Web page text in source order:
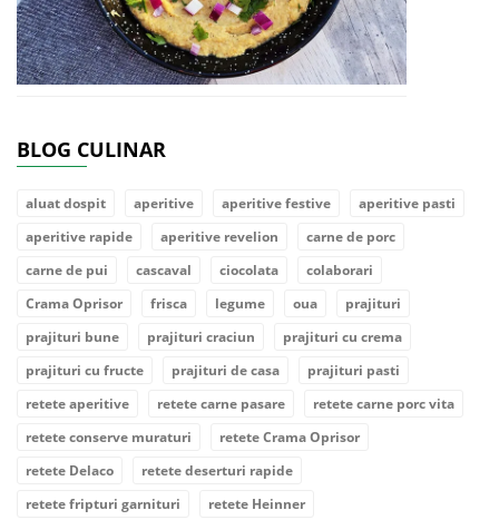
BLOG CULINAR
aluat dospit aperitive aperitive festive
aperitive pasti
aperitive rapide
aperitive revelion
carne de porc
carne de pui
cascaval ciocolata
colaborari
Crama Oprisor
frisca legume oua
prajituri
prajituri bune
prajituri craciun
prajituri cu crema
prajituri cu fructe
prajituri de casa
prajituri pasti
retete aperitive
retete carne pasare
retete carne porc vita
retete conserve muraturi
retete Crama Oprisor
retete Delaco
retete deserturi rapide
retete fripturi garnituri
retete Heinner